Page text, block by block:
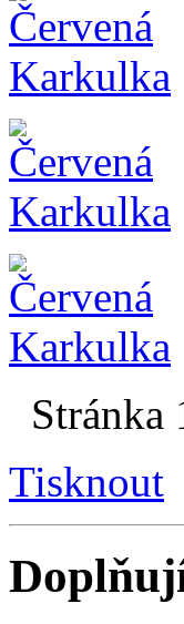
Stránka
Tisknout